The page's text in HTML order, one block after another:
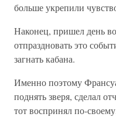
больше укрепили
Наконец, пришел день
отпраздновать это
загнать кабана.
Именно поэтому
поднять зверя, сделал
тот воспринял по-